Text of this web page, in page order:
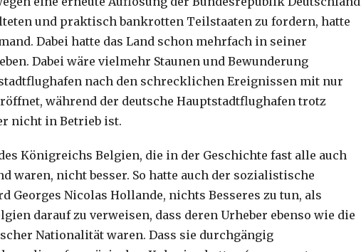
und praktisch bankrotten Teilstaaten zu fordern, hatte
Dabei hatte das Land schon mehrfach in seiner
Dabei wäre vielmehr Staunen und Bewunderung
nach den schrecklichen Ereignissen mit nur
während der deutsche Hauptstadtflughafen trotz
nicht in Betrieb ist.
Königreichs Belgien, die in der Geschichte fast alle auch
waren, nicht besser. So hatte auch der sozialistische
Georges Nicolas Hollande, nichts Besseres zu tun, als
darauf zu verweisen, dass deren Urheber ebenso wie die
Nationalität waren. Dass sie durchgängig